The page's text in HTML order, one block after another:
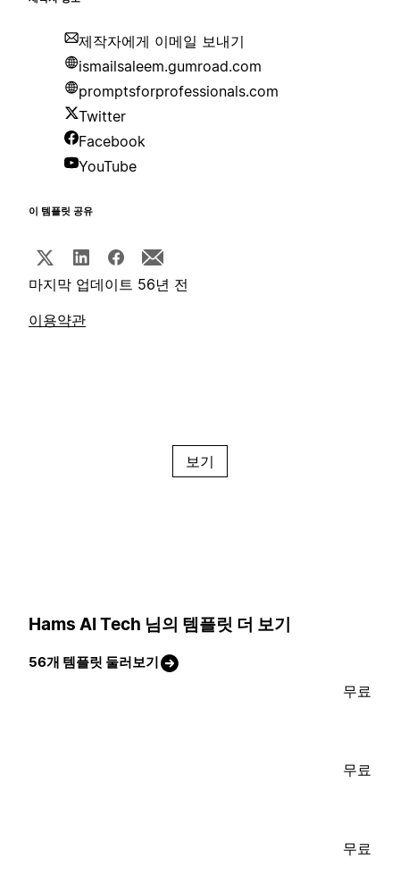
제작자에게 이메일 보내기
ismailsaleem.gumroad.com
promptsforprofessionals.com
Twitter
Facebook
YouTube
이 템플릿 공유
마지막 업데이트 56년 전
이용약관
보기
Hams AI Tech 님의 템플릿 더 보기
56개 템플릿 둘러보기
무료
무료
무료